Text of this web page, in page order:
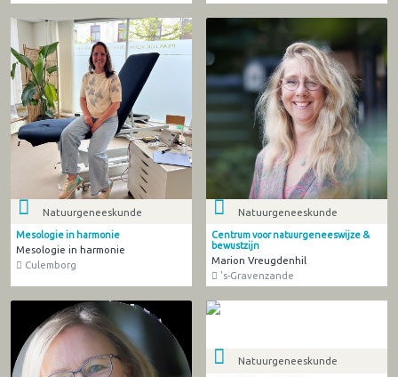
Natuurgeneeskunde
Mesologie in harmonie
Mesologie in harmonie
Culemborg
Natuurgeneeskunde
Centrum voor natuurgeneeswijze &
bewustzijn
Marion Vreugdenhil
's-Gravenzande
Natuurgeneeskunde